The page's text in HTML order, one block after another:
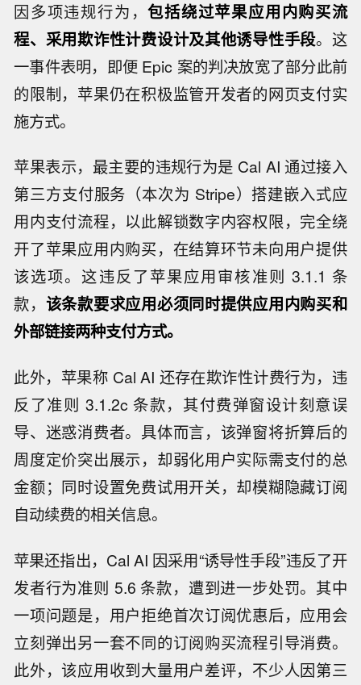
因多项违规行为，包括绕过苹果应用内购买流
程、采用欺诈性计费设计及其他诱导性手段。这
一事件表明，即便 Epic 案的判决放宽了部分此前
的限制，苹果仍在积极监管开发者的网页支付实
施方式。
苹果表示，最主要的违规行为是 Cal AI 通过接入
第三方支付服务（本次为 Stripe）搭建嵌入式应
用内支付流程，以此解锁数字内容权限，完全绕
开了苹果应用内购买，在结算环节未向用户提供
该选项。这违反了苹果应用审核准则 3.1.1 条
款， 该条款要求应用必须同时提供应用内购买和
外部链接两种支付方式。
此外，苹果称 Cal AI 还存在欺诈性计费行为，违
反了准则 3.1.2c 条款，其付费弹窗设计刻意误
导、迷惑消费者。具体而言，该弹窗将折算后的
周度定价突出展示，却弱化用户实际需支付的总
金额；同时设置免费试用开关，却模糊隐藏订阅
自动续费的相关信息。
苹果还指出，Cal AI 因采用“诱导性手段”违反了开
发者行为准则 5.6 条款，遭到进一步处罚。其中
一项问题是，用户拒绝首次订阅优惠后，应用会
立刻弹出另一套不同的订阅购买流程引导消费。
此外，该应用收到大量用户差评，不少人因第三